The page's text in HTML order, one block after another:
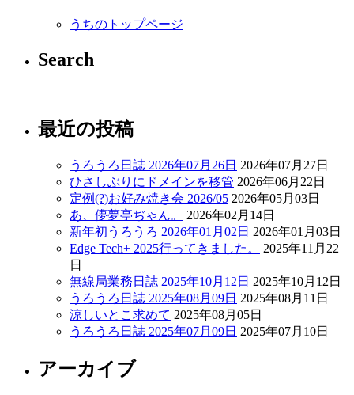
うちのトップページ
Search
最近の投稿
うろうろ日誌 2026年07月26日 2026年07月27日
ひさしぶりにドメインを移管 2026年06月22日
定例(?)お好み焼き会 2026/05 2026年05月03日
あ、儚夢亭ぢゃん。
2026年02月14日
新年初うろうろ 2026年01月02日 2026年01月03日
Edge Tech+ 2025行ってきました。
2025年11月22
日
無線局業務日誌 2025年10月12日 2025年10月12日
うろうろ日誌 2025年08月09日 2025年08月11日
涼しいとこ求めて 2025年08月05日
うろうろ日誌 2025年07月09日 2025年07月10日
アーカイブ